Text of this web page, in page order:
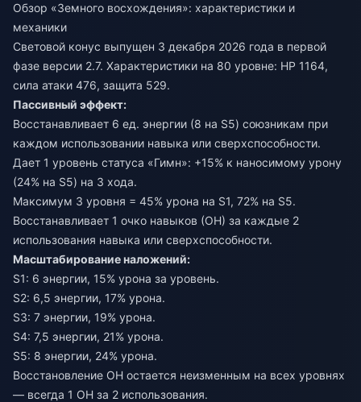
Обзор «Земного восхождения»: характеристики и
механики
Световой конус выпущен 3 декабря 2026 года в первой
фазе версии 2.7. Характеристики на 80 уровне: HP 1164,
сила атаки 476, защита 529.
Пассивный эффект:
Восстанавливает 6 ед. энергии (8 на S5) союзникам при
каждом использовании навыка или сверхспособности.
Дает 1 уровень статуса «Гимн»: +15% к наносимому урону
(24% на S5) на 3 хода.
Максимум 3 уровня = 45% урона на S1, 72% на S5.
Восстанавливает 1 очко навыков (ОН) за каждые 2
использования навыка или сверхспособности.
Масштабирование наложений:
S1: 6 энергии, 15% урона за уровень.
S2: 6,5 энергии, 17% урона.
S3: 7 энергии, 19% урона.
S4: 7,5 энергии, 21% урона.
S5: 8 энергии, 24% урона.
Восстановление ОН остается неизменным на всех уровнях
— всегда 1 ОН за 2 использования.